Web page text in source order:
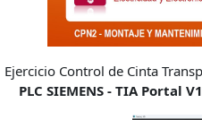
Ejercicio Control de Cinta
PLC SIEMENS - TIA Portal